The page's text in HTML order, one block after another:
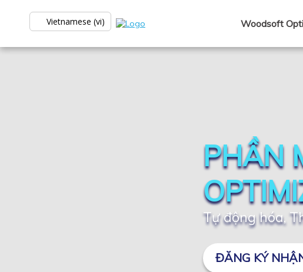
Woodsoft
PHẦN
Tự động hóa,
ĐĂNG KÝ
Vietnamese (vi)